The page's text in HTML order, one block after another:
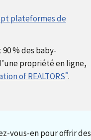
plateformes de
% des baby-
propriété en ligne,
of REALTORS®.
vous-en pour offrir des